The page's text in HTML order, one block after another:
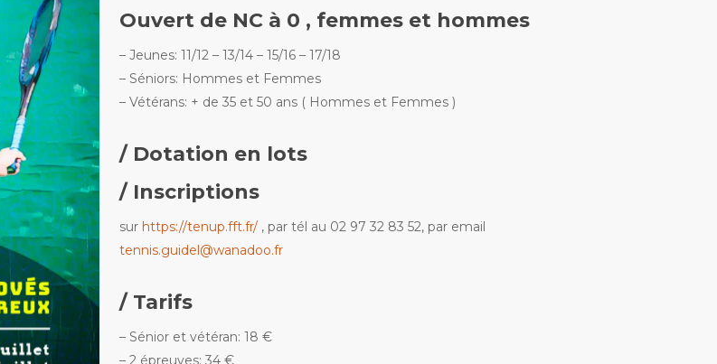
Ouvert de NC à 0 , femmes et hommes
– Jeunes: 11/12 – 13/14 – 15/16 – 17/18
– Séniors: Hommes et Femmes
– Vétérans: + de 35 et 50 ans ( Hommes et Femmes )
/ Dotation en lots
/ Inscriptions
sur https://tenup.fft.fr/ , par tél au 02 97 32 83 52, par email
tennis.guidel@wanadoo.fr
/ Tarifs
– Sénior et vétéran: 18 €
– 2 épreuves: 34 €